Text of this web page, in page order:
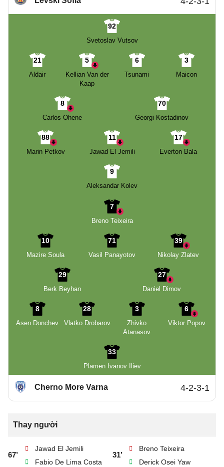
92
Svetoslav Vutsov
21
Aldair
5
Kellian Van der
Kaap
6
Tsunami
3
Maicon
8
Carlos Ohene
70
Georgi Kostadinov
88
Marin Petkov
11
Jawad El Jemili
17
Everton Bala
9
Aleksandar Kolev
7
Breno Teixeira
10
Mazire Soula
71
Vasil Panayotov
39
Nikolay Zlatev
29
Berk Beyhan
27
Daniel Dimov
8
Asen Donchev
28
Vlatko Drobarov
3
Zhivko
Atanasov
6
Viktor Popov
33
Plamen Ivanov Iliev
Cherno More Varna 4-2-3-1
Thay người
67’
Jawad El Jemili
Fabio De Lima Costa
31’
Breno Teixeira
Derick Osei Yaw